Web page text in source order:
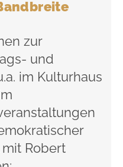
zur
und
im Kulturhaus
Robert